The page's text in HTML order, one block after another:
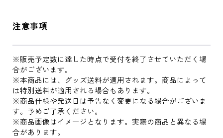
注意事項
※販売予定数に達した時点で受付を終了させていただく場
合がございます。
※本商品には、グッズ送料が適用されます。商品によって
は特別送料が適用される場合もあります。
※商品仕様や発送日は予告なく変更になる場合がございま
す。予めご了承ください。
※商品画像はイメージとなります。実際の商品と異なる場
合があります。